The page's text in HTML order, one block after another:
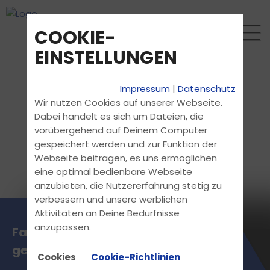
Fahrlehrer Klasse B/BE
gesucht, gerne auch Klasse A
COOKIE-
EINSTELLUNGEN
Impressum |Datenschutz
Wir nutzen Cookies auf unserer Webseite.
Dabei handelt es sich um Dateien, die
vorübergehend auf Deinem Computer
gespeichert werden und zur Funktion der
Webseite beitragen, es uns ermöglichen
eine optimal bedienbare Webseite
anzubieten, die Nutzererfahrung stetig zu
verbessern und unsere werblichen
Aktivitäten an Deine Bedürfnisse
anzupassen.
Cookies Cookie-Richtlinien